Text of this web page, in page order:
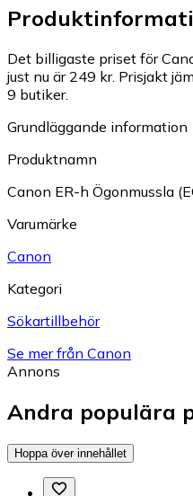
Det billigaste priset för
just nu är 249 kr. Prisjakt
9 butiker.
Grundläggande information
Produktnamn
Canon ER-h Ögonmussla
Varumärke
Canon
Kategori
Sökartillbehör
Se mer från Canon
Annons
Andra populära
Hoppa över innehållet